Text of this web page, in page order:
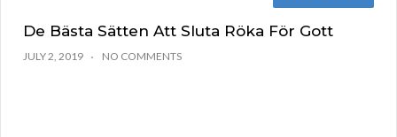
De Bästa Sätten Att Sluta Röka För Gott
JULY 2, 2019 NO COMMENTS